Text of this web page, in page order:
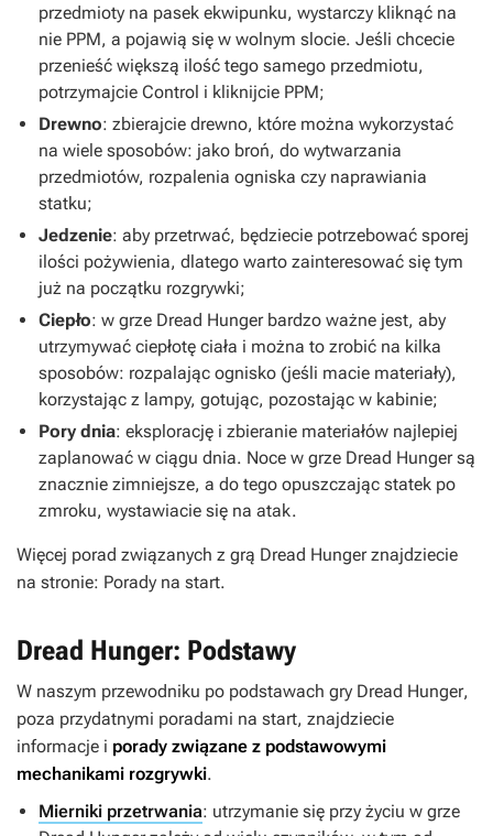
przedmioty na pasek ekwipunku, wystarczy kliknąć na
nie PPM, a pojawią się w wolnym slocie. Jeśli chcecie
przenieść większą ilość tego samego przedmiotu,
potrzymajcie Control i kliknijcie PPM;
Drewno: zbierajcie drewno, które można wykorzystać
na wiele sposobów: jako broń, do wytwarzania
przedmiotów, rozpalenia ogniska czy naprawiania
statku;
Jedzenie: aby przetrwać, będziecie potrzebować sporej
ilości pożywienia, dlatego warto zainteresować się tym
już na początku rozgrywki;
Ciepło: w grze Dread Hungerbardzo ważne jest, aby
utrzymywać ciepłotę ciała i można to zrobić na kilka
sposobów: rozpalając ognisko (jeśli macie materiały),
korzystając z lampy, gotując, pozostając w kabinie;
Pory dnia: eksplorację i zbieranie materiałów najlepiej
zaplanować w ciągu dnia. Noce w grze Dread Hungersą
znacznie zimniejsze, a do tego opuszczając statek po
zmroku, wystawiacie się na atak.
Więcej porad związanych z grą Dread Hungerznajdziecie
na stronie: Porady na start.
Dread Hunger: Podstawy
W naszym przewodniku po podstawach gry Dread Hunger,
poza przydatnymi poradami na start, znajdziecie
informacje i porady związane z podstawowymi
mechanikami rozgrywki.
Mierniki przetrwania: utrzymanie się przy życiu w grze